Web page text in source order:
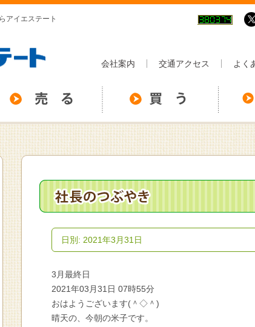
アイエステート
会社案内 交通アクセス よく
日別: 2021年3月31日
3月最終日
2021年03月31日 07時55分
おはようございます(＾◇＾)
晴天の、今朝の米子です。